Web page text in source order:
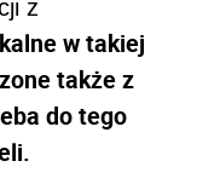
z
w takiej
także z
do tego